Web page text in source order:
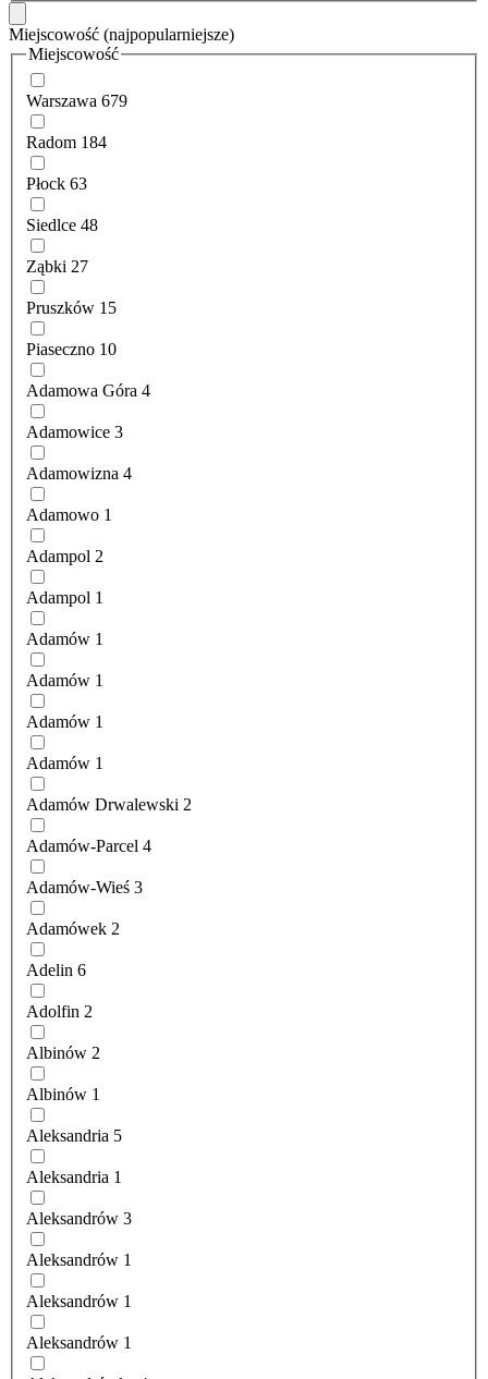
Miejscowość (najpopularniejsze)
Miejscowość
Warszawa 679
Radom 184
Płock 63
Siedlce 48
Ząbki 27
Pruszków 15
Piaseczno 10
Adamowa Góra 4
Adamowice 3
Adamowizna 4
Adamowo 1
Adampol 2
Adampol 1
Adamów 1
Adamów 1
Adamów 1
Adamów 1
Adamów Drwalewski 2
Adamów-Parcel 4
Adamów-Wieś 3
Adamówek 2
Adelin 6
Adolfin 2
Albinów 2
Albinów 1
Aleksandria 5
Aleksandria 1
Aleksandrów 3
Aleksandrów 1
Aleksandrów 1
Aleksandrów 1